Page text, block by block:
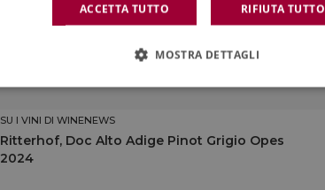
Centopassi, Doc Sicilia Grillo Rocce di Pietra
Longa 2024
SU I VINI DI WINENEWS
Ritterhof, Doc Alto Adige Pinot Grigio Opes
2024
ACCETTA TUTTO RIFIUTA TUTTO
MOSTRA DETTAGLI